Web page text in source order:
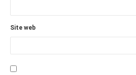
Site web